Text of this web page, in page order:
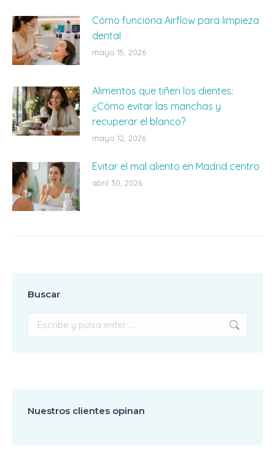
Cómo funciona Airflow para limpieza
dental
mayo 15, 2026
Alimentos que tiñen los dientes:
¿Cómo evitar las manchas y
recuperar el blanco?
mayo 12, 2026
Evitar el mal aliento en Madrid centro
abril 30, 2026
Buscar
Nuestros clientes opinan